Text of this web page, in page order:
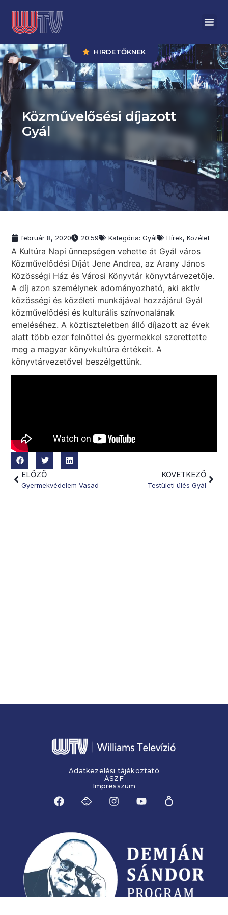
HIRDETŐKNEK
Közművelősési díjazott
Gyál
február 8, 2020 20:59 Kategória: Gyál Hírek,Közélet
A Kultúra Napi ünnepségen vehette át Gyál város
Közművelődési Díját Jene Andrea, az Arany János
Közösségi Ház és Városi Könyvtár könyvtárvezetője.
A díj azon személynek adományozható, aki aktív
közösségi és közéleti munkájával hozzájárul Gyál
közművelődési és kulturális színvonalának
emeléséhez. A köztiszteletben álló díjazott az évek
alatt több ezer felnőttel és gyermekkel szerettette
meg a magyar könyvkultúra értékeit. A
könyvtárvezetővel beszélgettünk.
ELŐZŐ
Gyermekvédelem Vasad
KÖVETKEZŐ
Testületi ülés Gyál
Adatkezelési tájékoztató
ÁSZF
Impresszum